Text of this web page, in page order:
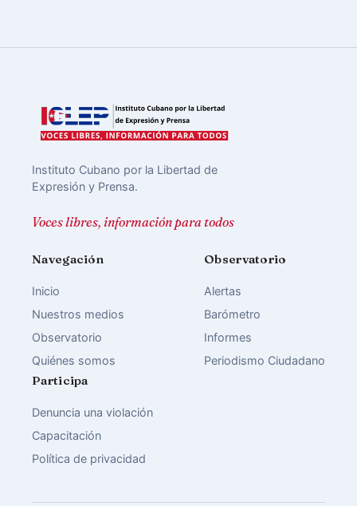
Instituto Cubano por la Libertad de
Expresión y Prensa.
Voces libres, información para todos
Navegación
Inicio
Nuestros medios
Observatorio
Quiénes somos
Observatorio
Alertas
Barómetro
Informes
Periodismo Ciudadano
Participa
Denuncia una violación
Capacitación
Política de privacidad